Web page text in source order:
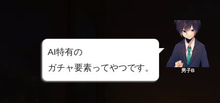
AI特有の
ガチャ要素ってやつです。
男子B